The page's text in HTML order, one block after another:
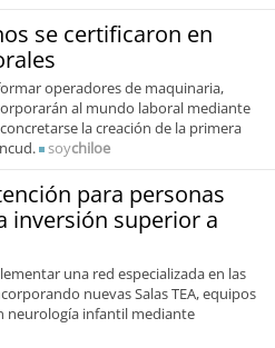
se certificaron en
operadores de maquinaria,
al mundo laboral mediante
la creación de la primera
soychiloe
para personas
inversión superior a
una red especializada en las
nuevas Salas TEA, equipos
neurología infantil mediante